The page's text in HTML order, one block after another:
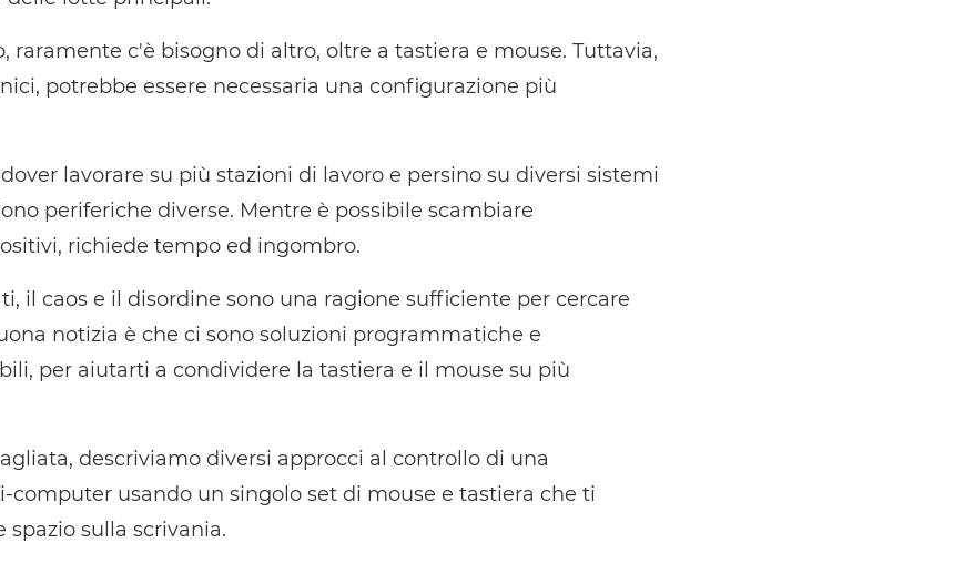
raramente c'è bisogno di altro, oltre a tastiera e mouse. Tuttavia,
potrebbe essere necessaria una configurazione più
lavorare su più stazioni di lavoro e persino su diversi sistemi
periferiche diverse. Mentre è possibile scambiare
richiede tempo ed ingombro.
il caos e il disordine sono una ragione sufficiente per cercare
notizia è che ci sono soluzioni programmatiche e
per aiutarti a condividere la tastiera e il mouse su più
descriviamo diversi approcci al controllo di una
usando un singolo set di mouse e tastiera che ti
sulla scrivania.